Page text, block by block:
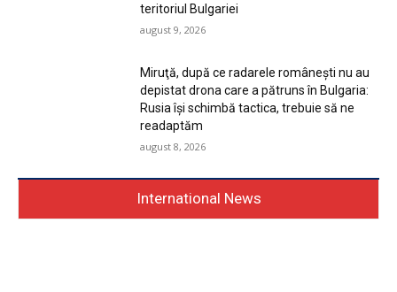
teritoriul Bulgariei
august 9, 2026
Miruţă, după ce radarele româneşti nu au
depistat drona care a pătruns în Bulgaria:
Rusia îşi schimbă tactica, trebuie să ne
readaptăm
august 8, 2026
International News